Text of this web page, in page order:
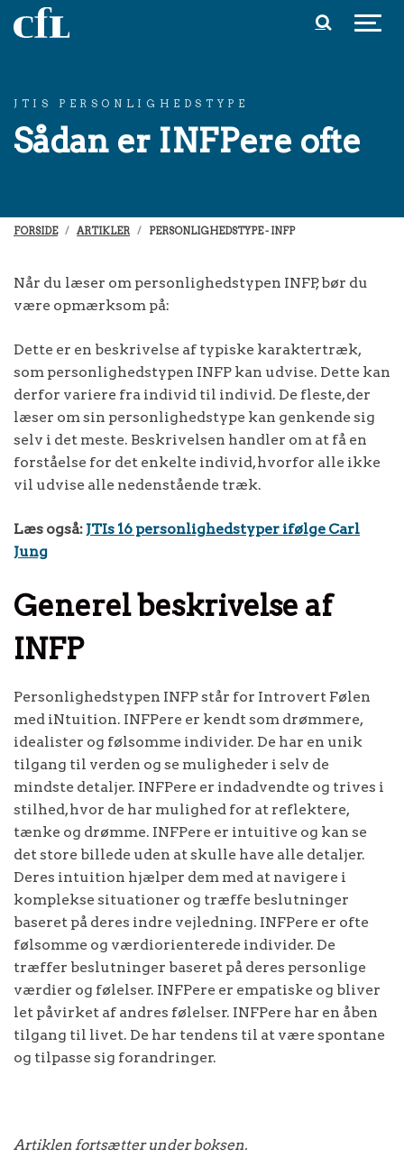
Spring til indhold
JTIS PERSONLIGHEDSTYPE
Sådan er INFPere ofte
FORSIDE ARTIKLER PERSONLIGHEDSTYPE - INFP
Når du læser om personlighedstypen INFP, bør du
være opmærksom på:
Dette er en beskrivelse af typiske karaktertræk,
som personlighedstypen INFP kan udvise. Dette kan
derfor variere fra individ til individ. De fleste, der
læser om sin personlighedstype kan genkende sig
selv i det meste. Beskrivelsen handler om at få en
forståelse for det enkelte individ, hvorfor alle ikke
vil udvise alle nedenstående træk.
Læs også: JTIs 16 personlighedstyper ifølge Carl
Jung
Generel beskrivelse af
INFP
Personlighedstypen INFP står for Introvert Følen
med iNtuition. INFPere er kendt som drømmere,
idealister og følsomme individer. De har en unik
tilgang til verden og se muligheder i selv de
mindste detaljer. INFPere er indadvendte og trives i
stilhed, hvor de har mulighed for at reflektere,
tænke og drømme. INFPere er intuitive og kan se
det store billede uden at skulle have alle detaljer.
Deres intuition hjælper dem med at navigere i
komplekse situationer og træffe beslutninger
baseret på deres indre vejledning. INFPere er ofte
følsomme og værdiorienterede individer. De
træffer beslutninger baseret på deres personlige
værdier og følelser. INFPere er empatiske og bliver
let påvirket af andres følelser. INFPere har en åben
tilgang til livet. De har tendens til at være spontane
og tilpasse sig forandringer.
Artiklen fortsætter under boksen.